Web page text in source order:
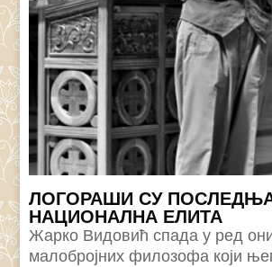
ЛОГОРАШИ СУ
НАЦИОНАЛНА ЕЛИТА
Жарко Видовић спада у ред
малобројних филозофа који